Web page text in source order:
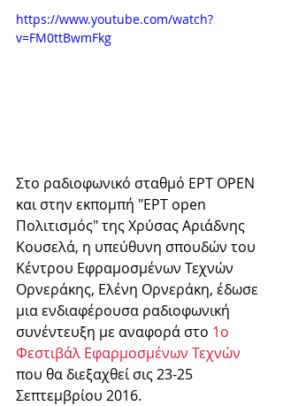
https://www.youtube.com/watch?
v=FM0ttBwmFkg
Στο ραδιοφωνικό σταθμό ΕΡΤ OPEN
και στην εκπομπή "ΕΡΤ open
Πολιτισμός" της Χρύσας Αριάδνης
Κουσελά, η υπεύθυνη σπουδών του
Κέντρου Εφραμοσμένων Τεχνών
Ορνεράκης, Ελένη Ορνεράκη, έδωσε
μια ενδιαφέρουσα ραδιοφωνική
συνέντευξη με αναφορά στο 1ο
Φεστιβάλ Εφαρμοσμένων Τεχνών
που θα διεξαχθεί σις 23-25
Σεπτεμβρίου 2016.